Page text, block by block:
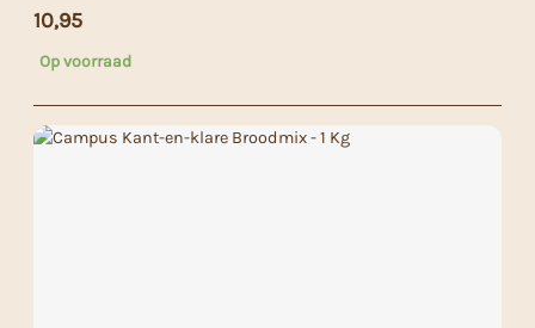
10,95
Op voorraad